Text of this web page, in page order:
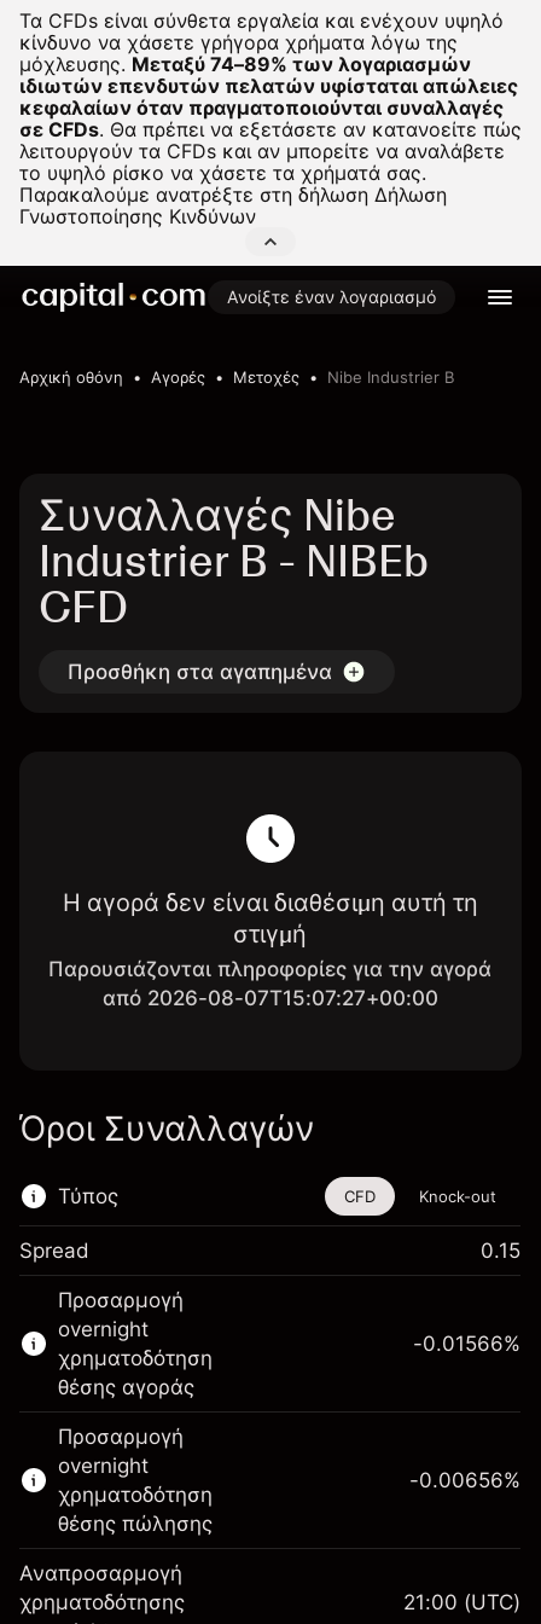
Τα CFDs είναι σύνθετα εργαλεία και ενέχουν υψηλό
κίνδυνο να χάσετε γρήγορα χρήματα λόγω της
μόχλευσης. Μεταξύ 74–89% των λογαριασμών
ιδιωτών επενδυτών πελατών υφίσταται απώλειες
κεφαλαίων όταν πραγματοποιούνται συναλλαγές
σε CFDs. Θα πρέπει να εξετάσετε αν κατανοείτε πώς
λειτουργούν τα CFDs και αν μπορείτε να αναλάβετε
το υψηλό ρίσκο να χάσετε τα χρήματά σας.
Παρακαλούμε ανατρέξτε στη δήλωση Δήλωση
Γνωστοποίησης Κινδύνων
Ανοίξτε έναν λογαριασμό
Αρχική οθόνη Αγορές Μετοχές Nibe Industrier B
Συναλλαγές Nibe
Industrier B - NIBEb
CFD
Προσθήκη στα αγαπημένα
Η αγορά δεν είναι διαθέσιμη αυτή τη
στιγμή
Παρουσιάζονται πληροφορίες για την αγορά
από 2026-08-07T15:07:27+00:00
Όροι Συναλλαγών
Τύπος
Αυτό το χρηματοοικονομικό εργαλείο είναι
διαθέσιμο για διαπραγμάτευση μέσω CFDs
και Knock-outs.
Μάθετε περισσότερα σχετικά με:
CFDs
Knock-outs
CFD Knock-out
Spread 0.15
Προσαρμογή
overnight
χρηματοδότηση
θέσης αγοράς
Περιθώριο. Η
SEK 1,000.00
-0.01566%
Προσαρμογή
overnight
χρηματοδότηση
θέσης πώλησης
-0.00656%
Αναπροσαρμογή
χρηματοδότησης
21:00 (UTC)